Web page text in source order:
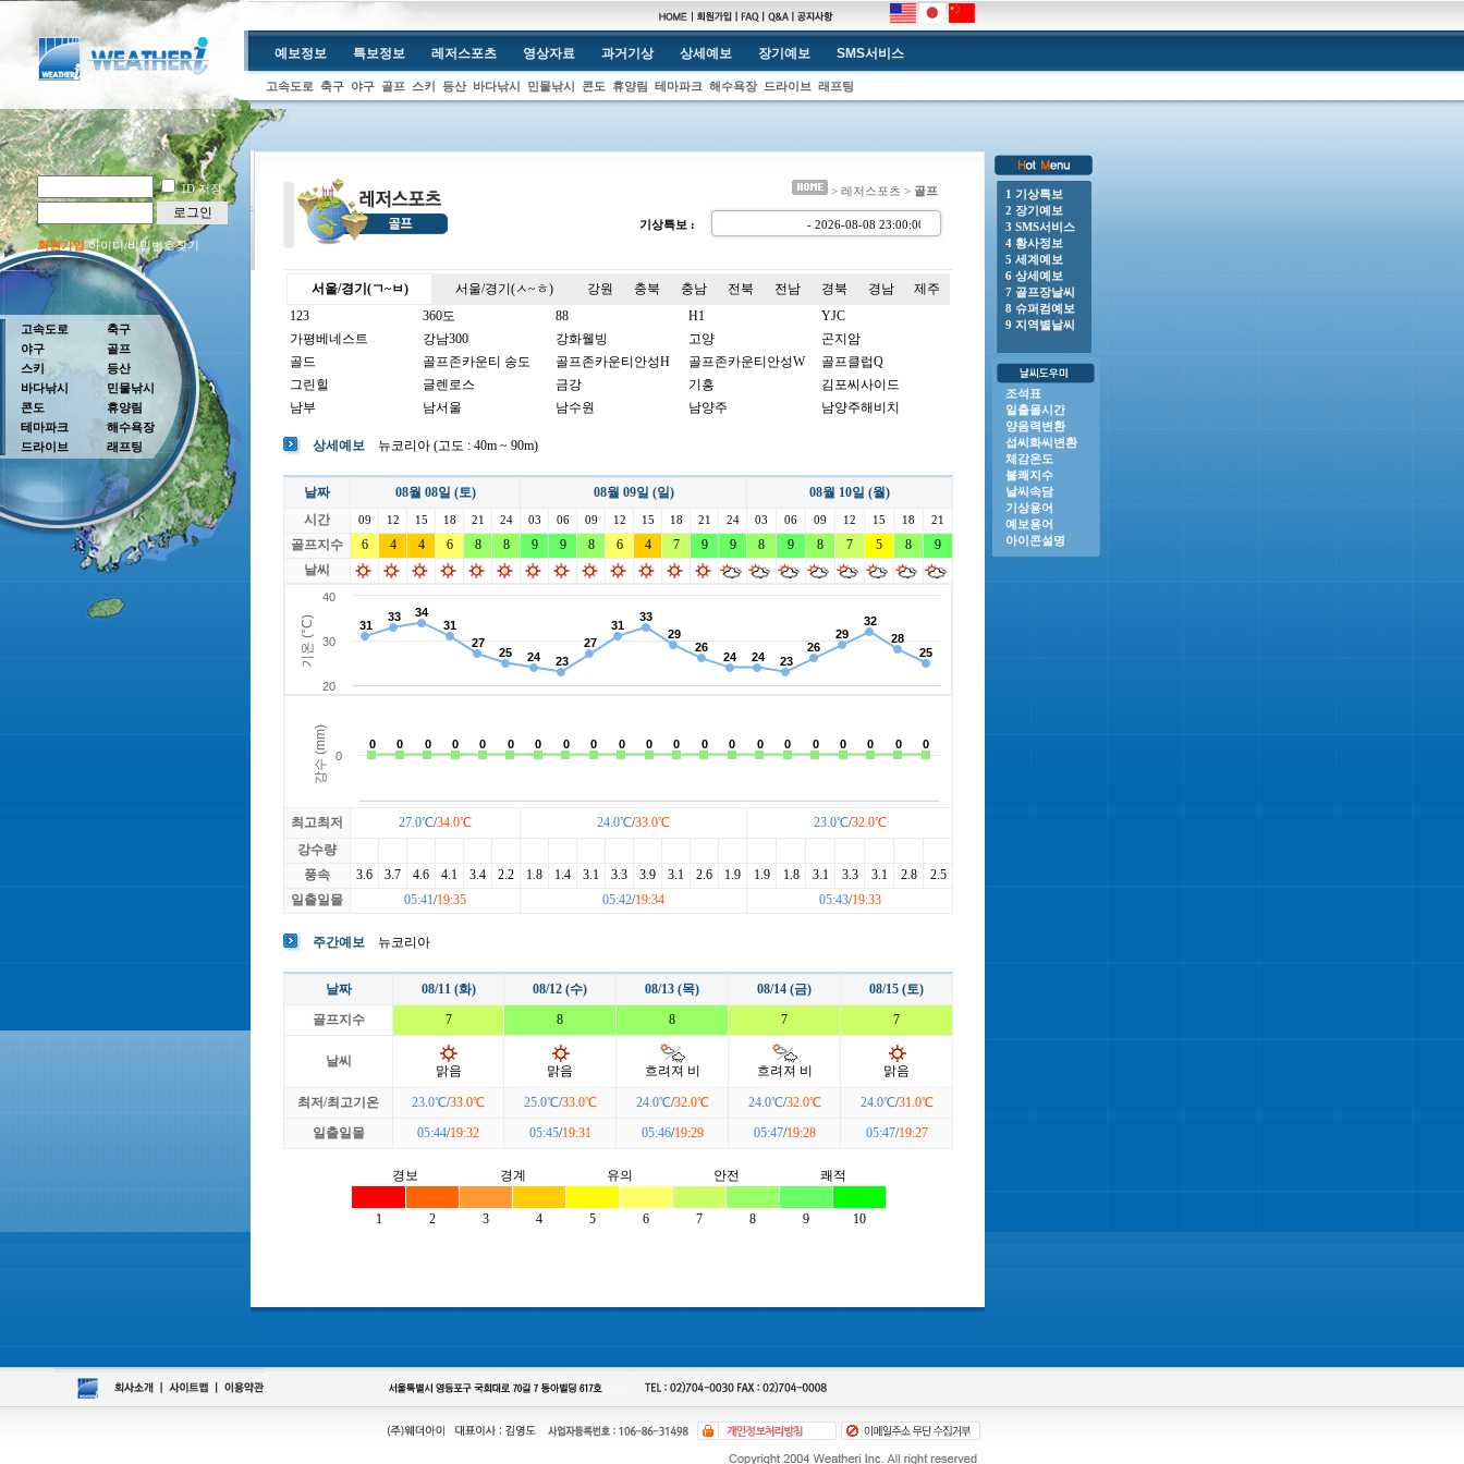
ID 저장
로그인
회원가입아이디/비밀번호찾기
예보정보 특보정보 레저스포츠 영상자료 과거기상 상세예보 장기예보 SMS서비스
고속도로 축구 야구 골프 스키 등산 바다낚시 민물낚시 콘도 휴양림 테마파크 해수욕장 드라이브 래프팅
> 레저스포츠 > 골프
기상특보 : - 2026-08-08 23:00:00 o 강풍주의보 : 전라남도(거문도.초도, 완도여서도), 제주도(제주도산지, 추자도, 제주시동부, 서귀
고속도로
야구
스키
바다낚시
콘도
테마파크
드라이브
축구
골프
등산
민물낚시
휴양림
해수욕장
래프팅
서울/경기(ㄱ~ㅂ) 서울/경기(ㅅ~ㅎ) 강원 충북 충남 전북 전남 경북 경남
제주
123
360도 88 H1
YJC
가평베네스트
강남300 강화웰빙 고양
곤지암
골드
골프존카운티 송도 골프존카운티안성H 골프존카운티안성W
골프클럽Q
그린힐
글렌로스 금강 기흥
김포씨사이드
남부
남서울 남수원 남양주
남양주해비치
뉴코리아
더반
더크로스비
더헤븐 동여주 드림파크
라비돌
라싸
락가든 레이크사이드
렉스필드
로제비앙
루트52 리베라 리앤리
링크나인
마에스트로
마이다스레이크 이천 마이다스밸리 청평 몽베르
발리오스
베뉴지
베르힐영종 베스트밸리 베어즈베스트 청라
베어크리크
블랙스톤GC이천
빅토리아
상세예보 뉴코리아 (고도 : 40m ~ 90m)
날짜 08월 08일 (토) 08월 09일 (일)
08월 10일 (월)
시간
09 12 15 18 21 24 03 06 09 12 15 18 21 24 03 06 09 12 15 18 21
골프지수 6 4 4 6 8 8 9 9 8 6 4 7 9 9 8 9 8 7 5 8
9
날씨
최고최저 27.0℃/34.0℃ 24.0℃/33.0℃ 23.0℃/32.0℃
강수량
풍속
3.6 3.7 4.6 4.1 3.4 2.2 1.8 1.4 3.1 3.3 3.9 3.1 2.6 1.9 1.9 1.8 3.1 3.3 3.1 2.8
2.5
일출일몰
05:41/19:35 05:42/19:34 05:43/19:33
주간예보 뉴코리아
날짜 08/11 (화) 08/12 (수) 08/13 (목) 08/14 (금)
08/15 (토)
골프지수
7 8 8 7 7
날씨
맑음 맑음 흐려져 비 흐려져 비 맑음
최저/최고기온 23.0℃/33.0℃ 25.0℃/33.0℃ 24.0℃/32.0℃ 24.0℃/32.0℃ 24.0℃/31.0℃
일출일몰
05:44/19:32 05:45/19:31 05:46/19:29 05:47/19:28 05:47/19:27
경보 경계 유의 안전 쾌적
1 2 3 4 5 6 7 8 9 10
1 기상특보
2 장기예보
3 SMS서비스
4 황사정보
5 세계예보
6 상세예보
7 골프장날씨
8 슈퍼컴예보
9 지역별날씨
조석표
일출몰시간
양음력변환
섭씨화씨변환
체감온도
불쾌지수
날씨속담
기상용어
예보용어
아이콘설명